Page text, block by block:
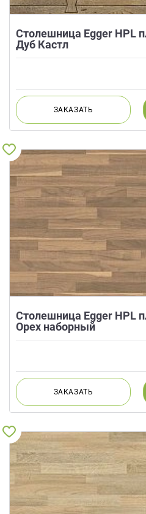
Столешница Egger HPL
Дуб Кастл
ЗАКАЗАТЬ
Столешница Egger HPL
Орех наборный
ЗАКАЗАТЬ